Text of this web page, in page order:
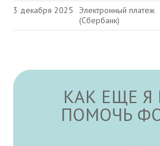
3 декабря 2025
Электронный платеж
(Сбербанк)
КАК ЕЩЕ Я
ПОМОЧЬ